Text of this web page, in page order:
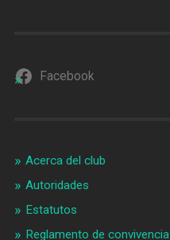
Facebook
Acerca del club
Autoridades
Estatutos
Reglamento de convivencia